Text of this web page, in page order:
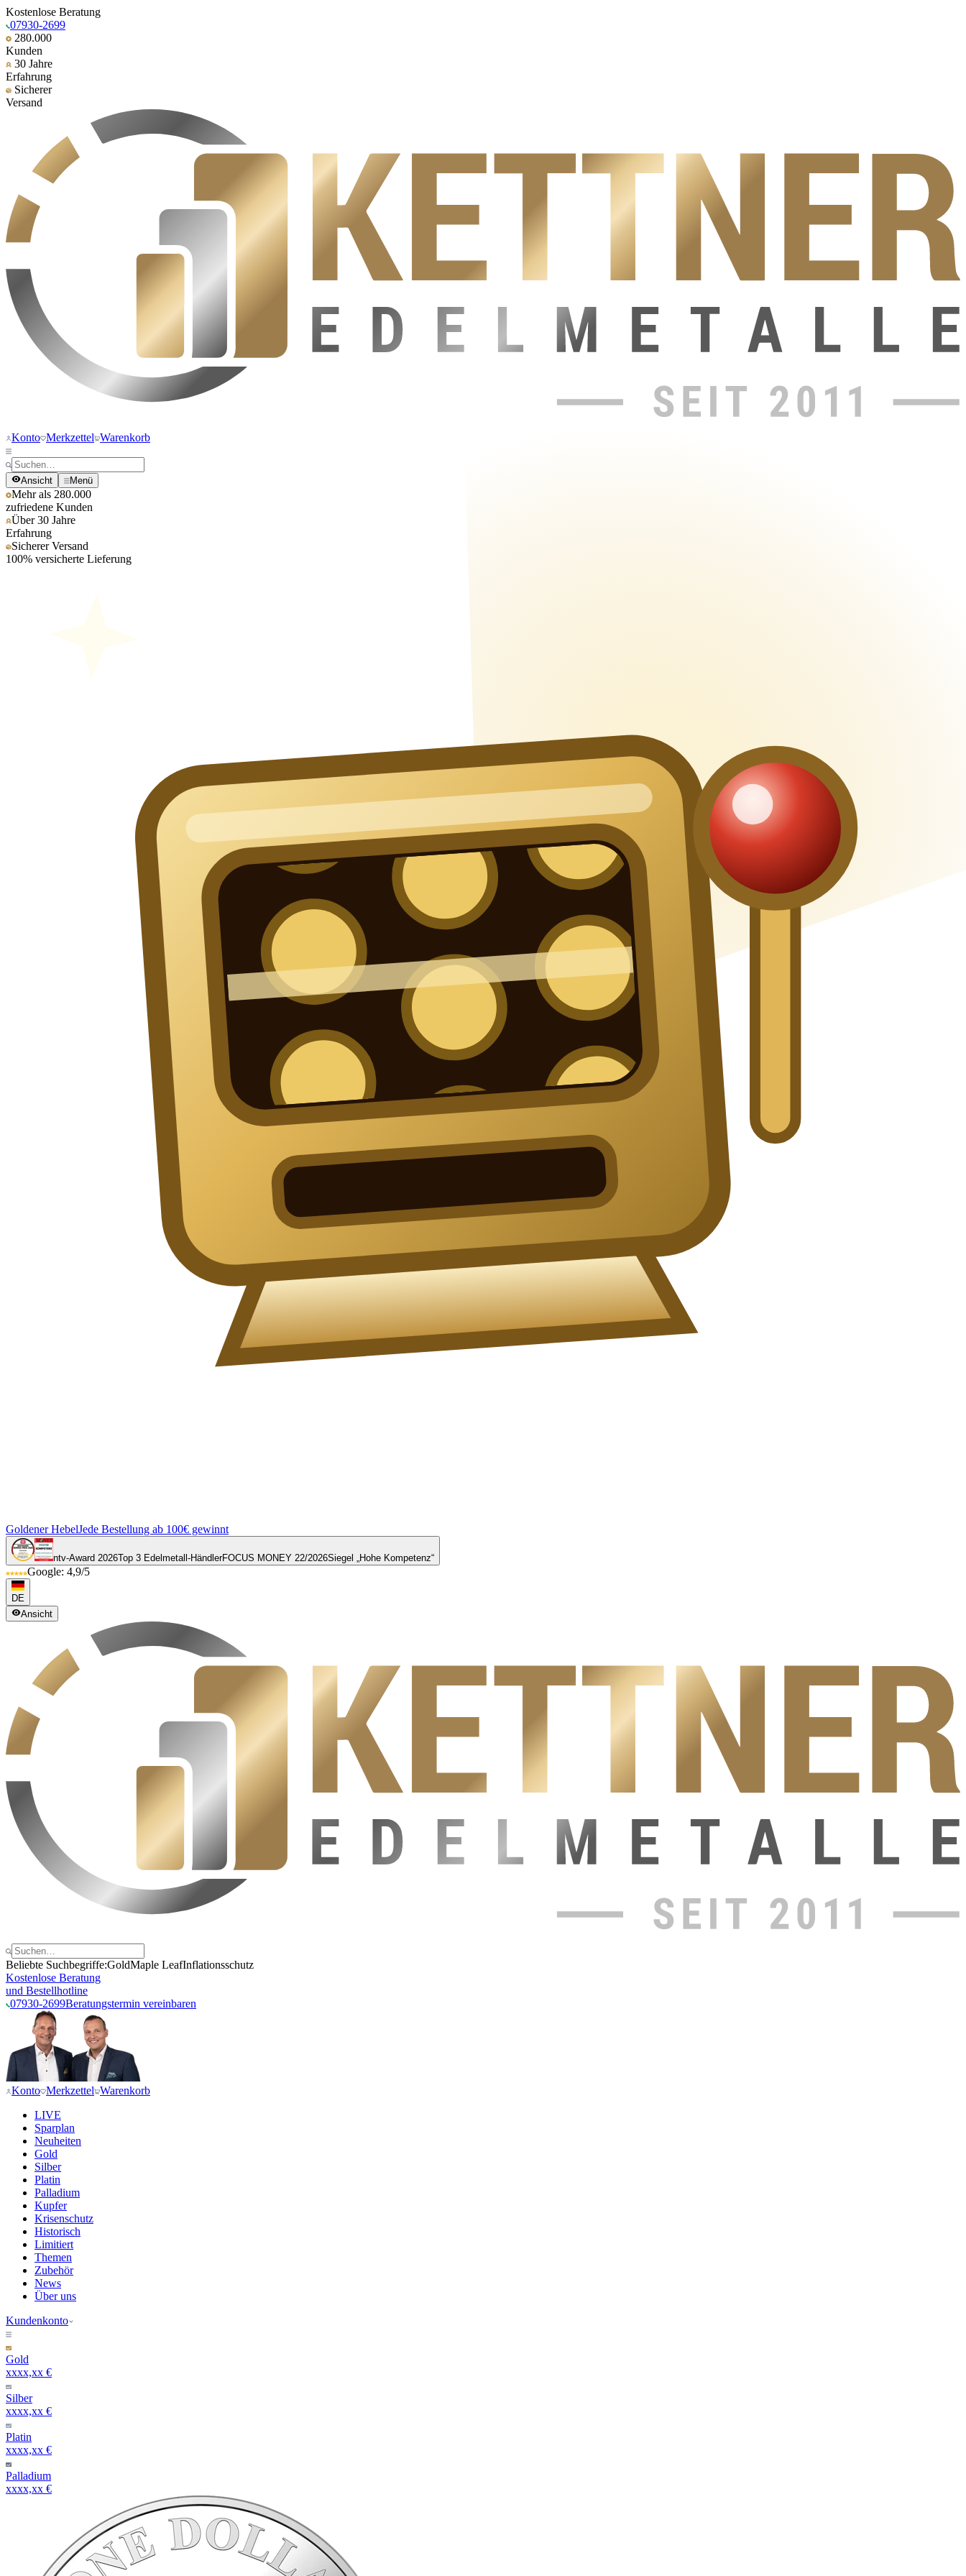
Kostenlose Beratung
07930-2699
280.000
Kunden
30 Jahre
Erfahrung
Sicherer
Versand
Konto Merkzettel Warenkorb
Ansicht Menü
Mehr als 280.000
zufriedene Kunden
Über 30 Jahre
Erfahrung
Sicherer Versand
100% versicherte Lieferung
Goldener HebelJede Bestellung ab 100€ gewinnt
ntv-Award 2026Top 3 Edelmetall-HändlerFOCUS MONEY 22/2026Siegel „Hohe Kompetenz“
Google: 4,9/5
DE
Ansicht
Beliebte Suchbegriffe:GoldMaple LeafInflationsschutz
Kostenlose Beratung
und Bestellhotline
07930-2699Beratungstermin vereinbaren
Konto Merkzettel Warenkorb
LIVE
Sparplan
Neuheiten
Gold
Silber
Platin
Palladium
Kupfer
Krisenschutz
Historisch
Limitiert
Themen
Zubehör
News
Über uns
Kundenkonto
Gold
xxxx,xx €
Silber
xxxx,xx €
Platin
xxxx,xx €
Palladium
xxxx,xx €